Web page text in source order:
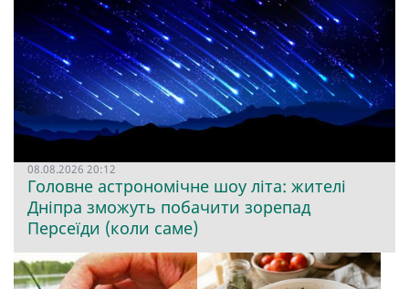
08.08.2026 20:12
Головне астрономічне шоу літа: жителі
Дніпра зможуть побачити зорепад
Персеїди (коли саме)